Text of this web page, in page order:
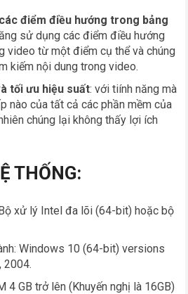
điểm điều hướng trong bảng
sử dụng các điểm điều hướng
video từ một điểm cụ thể và chúng
kiếm nội dung trong video.
tối ưu hiệu suất: với tiính năng mà
nào của tất cả các phần mềm của
chúng lại không thấy lợi ích
THỐNG:
xử lý Intel đa lõi (64-bit) hoặc bộ
Windows 10 (64-bit) versions
2004.
4 GB trở lên (Khuyến nghị là 16GB)